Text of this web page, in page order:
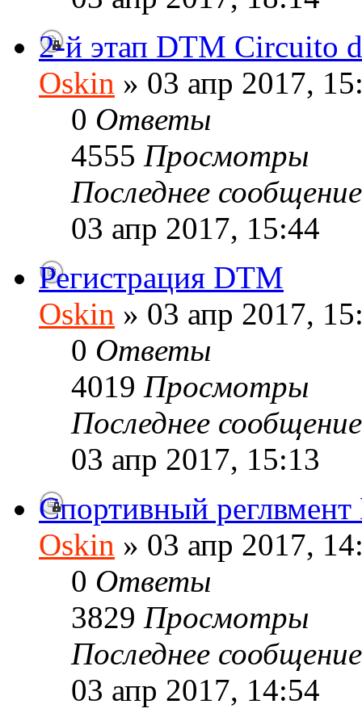
2-й этап DTM Circuito
Oskin » 03 апр 2017,
0 Ответы
4555 Просмотры
Последнее
03 апр 2017, 15:44
Регистрация DTM
Oskin » 03 апр 2017,
0 Ответы
4019 Просмотры
Последнее
03 апр 2017, 15:13
Спортивный
Oskin » 03 апр 2017,
0 Ответы
3829 Просмотры
Последнее
03 апр 2017, 14:54